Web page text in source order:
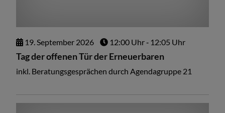
19. September 2026 12:00 Uhr‐ 12:05 Uhr
Tag der offenen Tür der Erneuerbaren
inkl. Beratungsgesprächen durch Agendagruppe 21